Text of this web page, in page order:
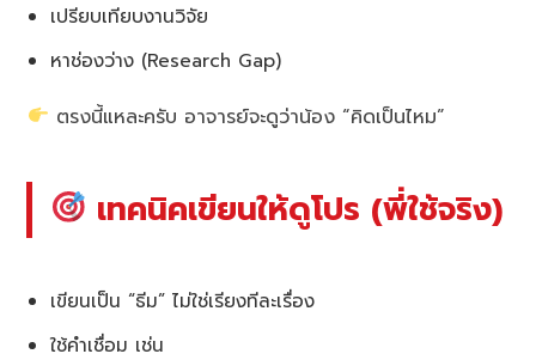
เปรียบเทียบงานวิจัย
หาช่องว่าง (Research Gap)
ตรงนี้แหละครับ อาจารย์จะดูว่าน้อง “คิดเป็นไหม”
เทคนิคเขียนให้ดูโปร (พี่ใช้จริง)
เขียนเป็น “ธีม” ไม่ใช่เรียงทีละเรื่อง
ใช้คำเชื่อม เช่น